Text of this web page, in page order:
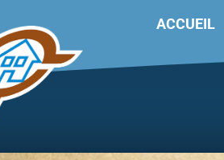
ACCUEIL